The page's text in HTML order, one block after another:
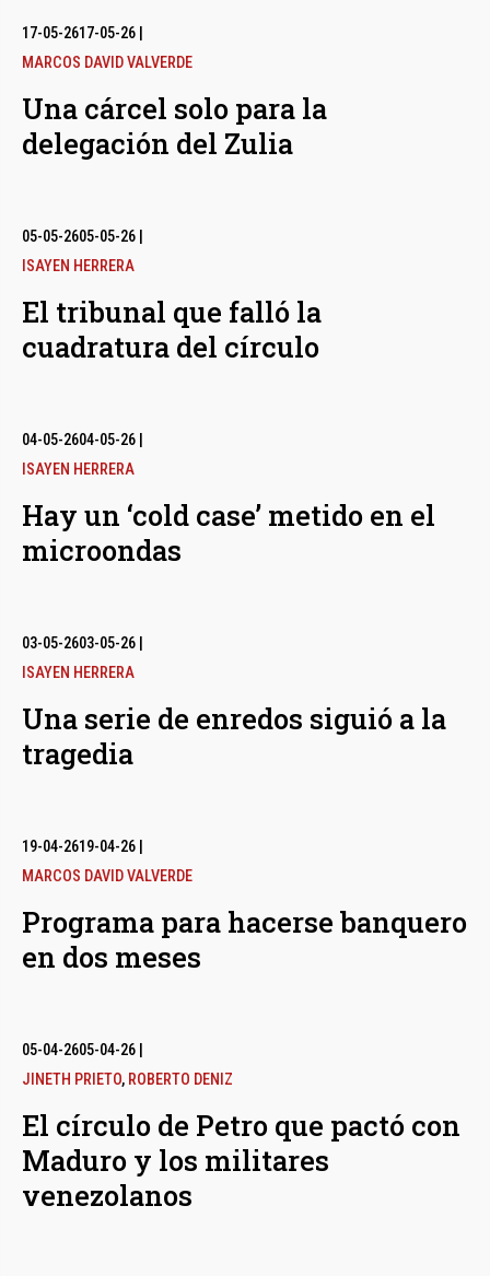
17-05-2617-05-26
MARCOS DAVID VALVERDE
Una cárcel solo para la
delegación del Zulia
05-05-2605-05-26
ISAYEN HERRERA
El tribunal que falló la
cuadratura del círculo
04-05-2604-05-26
ISAYEN HERRERA
Hay un ‘cold case’ metido en el
microondas
03-05-2603-05-26
ISAYEN HERRERA
Una serie de enredos siguió a la
tragedia
19-04-2619-04-26
MARCOS DAVID VALVERDE
Programa para hacerse banquero
en dos meses
05-04-2605-04-26
JINETH PRIETO, ROBERTO DENIZ
El círculo de Petro que pactó con
Maduro y los militares
venezolanos